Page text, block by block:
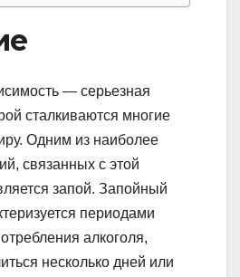
— серьезная
сталкиваются многие
Одним из наиболее
связанных с этой
запой. Запойный
периодами
алкоголя,
несколько дней или